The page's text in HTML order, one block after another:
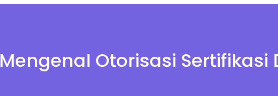
Mengenal Otorisasi Sertifikasi